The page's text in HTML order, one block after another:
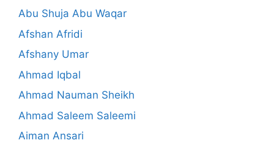
Abu Shuja Abu Waqar
Afshan Afridi
Afshany Umar
Ahmad Iqbal
Ahmad Nauman Sheikh
Ahmad Saleem Saleemi
Aiman Ansari